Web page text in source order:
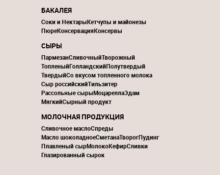
БАКАЛЕЯ
Соки и НектарыКетчупы и майонезы
ПюреКонсервацияКонсервы
СЫРЫ
ПармезанСливочныйТворожный
ТопленыйГолландскийПолутвердый
ТвердыйСо вкусом топленного молока
Сыр российскийТильзитер
Рассольные сырыМоцареллаЭдам
МягкийСырный продукт
МОЛОЧНАЯ ПРОДУКЦИЯ
Сливочное маслоСпреды
Масло шоколадноеСметанаТворогПудинг
Плавленый сырМолокоКефирСливки
Глазированный сырок